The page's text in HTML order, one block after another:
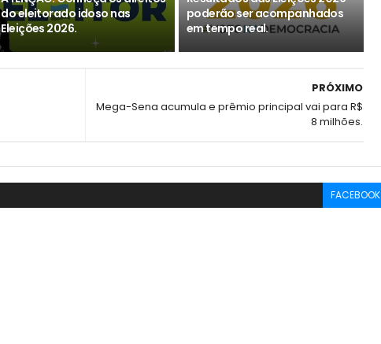
do eleitorado idoso nas
Eleições 2026.
poderão ser acompanhados
em tempo real.
PRÓXIMO
Mega-Sena acumula e prêmio principal vai para R$
8 milhões.
FACEBOOK